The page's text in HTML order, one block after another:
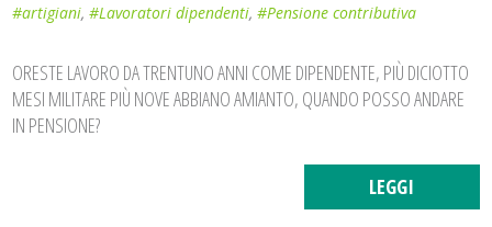
#artigiani,#Lavoratori dipendenti,#Pensione contributiva
ORESTE LAVORO DA TRENTUNO ANNI COME DIPENDENTE, PIÙ DICIOTTO
MESI MILITARE PIÙ NOVE ABBIANO AMIANTO, QUANDO POSSO ANDARE
IN PENSIONE?
LEGGI